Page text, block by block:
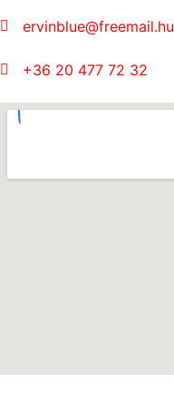
ervinblue@freemail.hu
+36 20 477 72 32